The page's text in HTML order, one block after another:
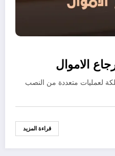
الاموال
لعمليات متعددة من النصب
قراءة المزيد